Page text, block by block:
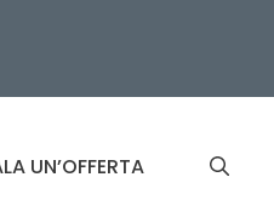
UN’OFFERTA